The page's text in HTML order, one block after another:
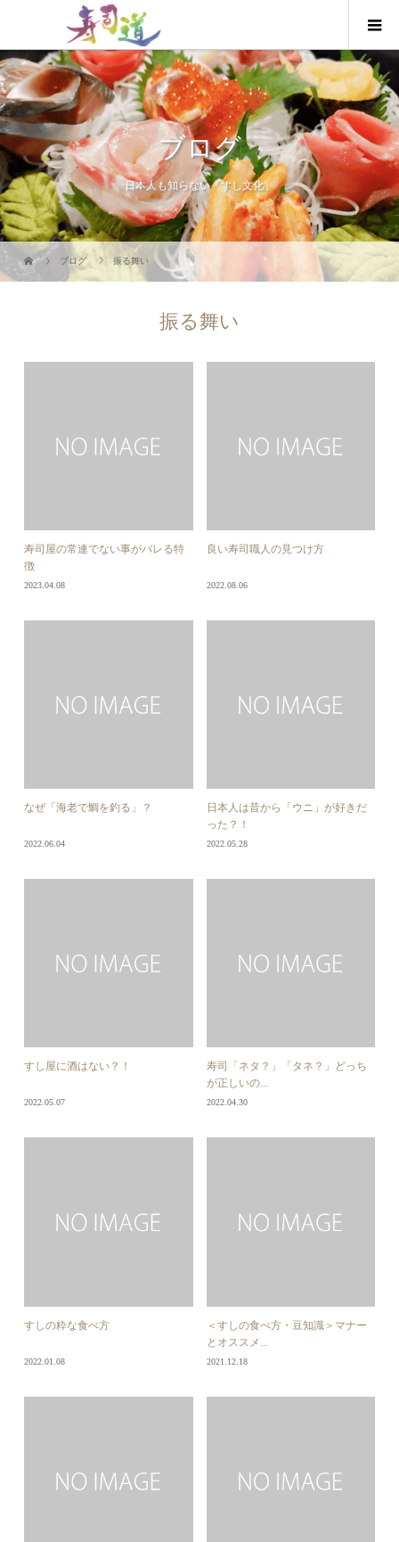
ブログ
日本人も知らない「すし文化」
ブログ 振る舞い
振る舞い
寿司屋の常連でない事がバレる特
徴
2023.04.08
良い寿司職人の見つけ方
2022.08.06
なぜ「海老で鯛を釣る」？
2022.06.04
日本人は昔から「ウニ」が好きだ
った？！
2022.05.28
すし屋に酒はない？！
2022.05.07
寿司「ネタ？」「タネ？」どっち
が正しいの...
2022.04.30
すしの粋な食べ方
2022.01.08
＜すしの食べ方・豆知識＞マナー
とオススメ...
2021.12.18